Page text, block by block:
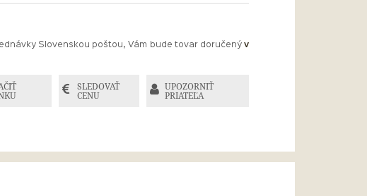
Slovenskou poštou, Vám bude tovar doručený v
SLEDOVAŤ
CENU
UPOZORNIŤ
PRIATEĽA